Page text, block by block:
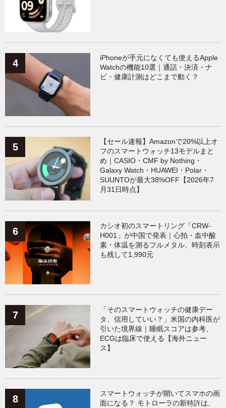
iPhoneが手元になくても使えるApple
Watchの機能10選｜通話・決済・ナ
ビ・健康計測はどこまで動く？
【セール速報】Amazonで20%以上オ
フのスマートウォッチ13モデルまと
め｜CASIO・CMF by Nothing・
Galaxy Watch・HUAWEI・Polar・
SUUNTOが最大38%OFF【2026年7
月31日時点】
カシオ初のスマートリング「CRW-
H001」が中国で発表｜心拍・血中酸
素・体温を測るフルメタル、時刻表示
も残して1,990元
「そのスマートウォッチの健康デー
タ、信用していい？」米国の内科医が
引いた境界線｜睡眠スコアは参考、
ECGは臨床で使える【海外ニュー
ス】
スマートウォッチが開いてスマホの画
面になる？ モトローラの新特許は、